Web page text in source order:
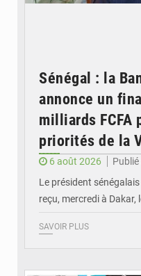
Sénégal : la
annonce un
milliards FCFA
priorités de la
6 août 2026
Le président
reçu, mercredi à Dakar,
SAVOIR PLUS